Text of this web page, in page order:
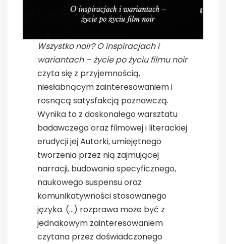
Wszystko noir? O inspiracjach i
wariantach – życie po życiu filmu noir
czyta się z przyjemnością,
niesłabnącym zainteresowaniem i
rosnącą satysfakcją poznawczą.
Wynika to z doskonałego warsztatu
badawczego oraz filmowej i literackiej
erudycji jej Autorki, umiejętnego
tworzenia przez nią zajmującej
narracji, budowania specyficznego,
naukowego suspensu oraz
komunikatywności stosowanego
języka. (…) rozprawa może być z
jednakowym zainteresowaniem
czytana przez doświadczonego